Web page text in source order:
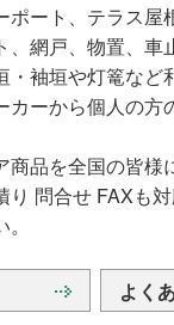
ポート、テラス屋
、網戸、物置、車
・袖垣や灯篭など
カーから個人の方
商品を全国の皆様
り 問合せ FAXも
よく